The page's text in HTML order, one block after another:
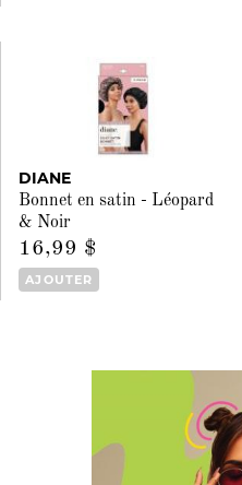
DIANE
Bonnet en satin - Léopard
& Noir
16,99 $
AJOUTER